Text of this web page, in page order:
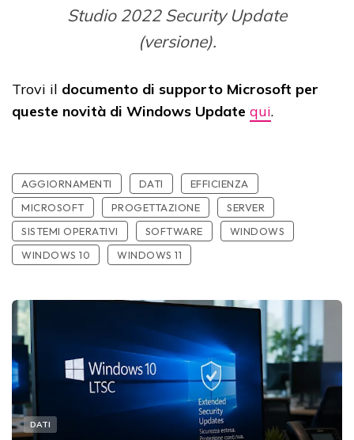
Studio 2022 Security Update
(versione).
Trovi il documento di supporto Microsoft per
queste novità di Windows Update qui.
AGGIORNAMENTI DATI
EFFICIENZA
MICROSOFT
PROGETTAZIONE
SERVER
SISTEMI OPERATIVI
SOFTWARE
WINDOWS
WINDOWS 10
WINDOWS 11
DATI